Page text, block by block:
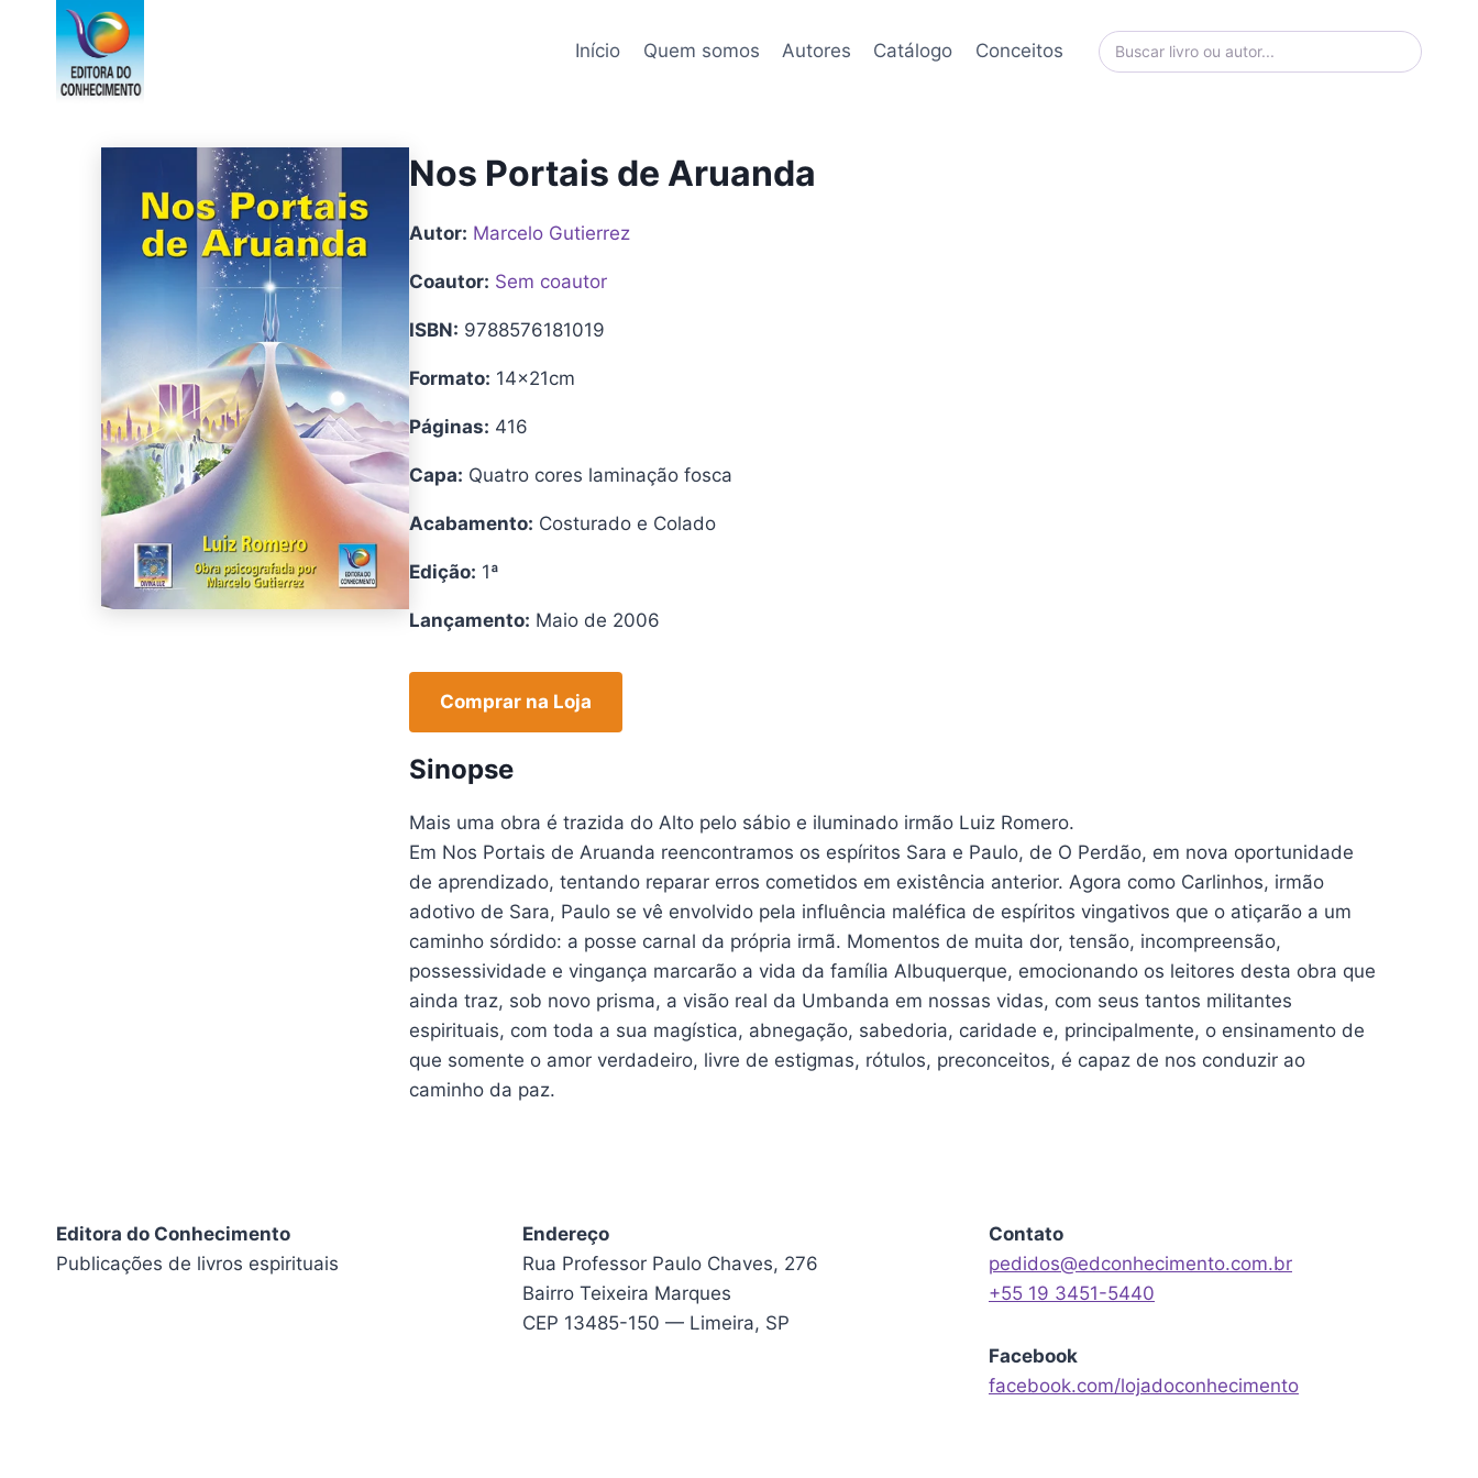
Conteúdo
Início Quem somos Autores Catálogo Conceitos
Nos Portais de Aruanda
Autor: Marcelo Gutierrez
Coautor: Sem coautor
ISBN: 9788576181019
Formato: 14x21cm
Páginas: 416
Capa: Quatro cores laminação fosca
Acabamento: Costurado e Colado
Edição: 1ª
Lançamento: Maio de 2006
Comprar na Loja
Sinopse
Mais uma obra é trazida do Alto pelo sábio e iluminado irmão Luiz Romero.
Em Nos Portais de Aruanda reencontramos os espíritos Sara e Paulo, de O Perdão, em nova oportunidade
de aprendizado, tentando reparar erros cometidos em existência anterior. Agora como Carlinhos, irmão
adotivo de Sara, Paulo se vê envolvido pela influência maléfica de espíritos vingativos que o atiçarão a um
caminho sórdido: a posse carnal da própria irmã. Momentos de muita dor, tensão, incompreensão,
possessividade e vingança marcarão a vida da família Albuquerque, emocionando os leitores desta obra que
ainda traz, sob novo prisma, a visão real da Umbanda em nossas vidas, com seus tantos militantes
espirituais, com toda a sua magística, abnegação, sabedoria, caridade e, principalmente, o ensinamento de
que somente o amor verdadeiro, livre de estigmas, rótulos, preconceitos, é capaz de nos conduzir ao
caminho da paz.
Editora do Conhecimento
Publicações de livros espirituais
Endereço
Rua Professor Paulo Chaves, 276
Bairro Teixeira Marques
CEP 13485-150 — Limeira, SP
Contato
pedidos@edconhecimento.com.br
+55 19 3451-5440
Facebook
facebook.com/lojadoconhecimento